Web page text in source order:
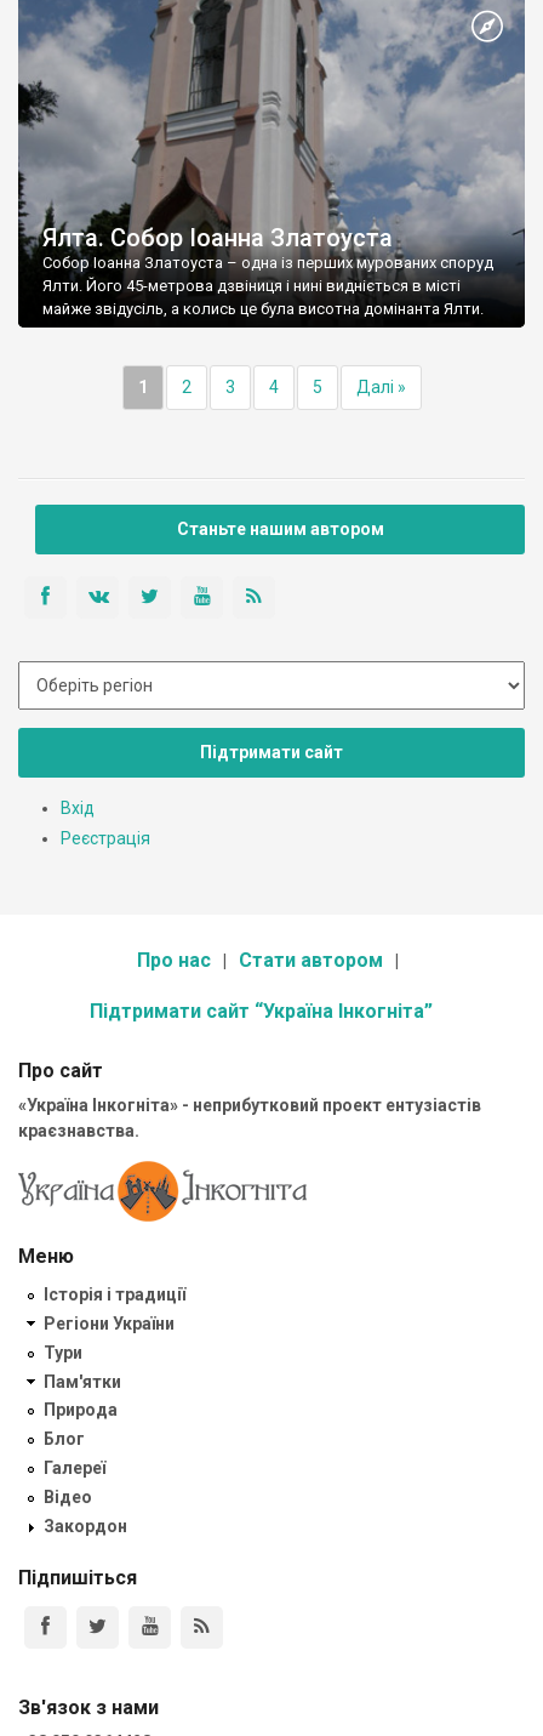
Ялта. Собор Іоанна Златоуста
Собор Іоанна Златоуста – одна із перших мурованих споруд
Ялти. Його 45-метрова дзвіниця і нині видніється в місті
майже звідусіль, а колись це була висотна домінанта Ялти.
1 2 3 4 5 Далі »
Станьте нашим автором
Підтримати сайт
Вхід
Реєстрація
Про нас Стати автором
Підтримати сайт “Україна Інкогніта”
Про сайт
«Україна Інкогніта» - неприбутковий проект ентузіастів
краєзнавства.
Меню
Історія і традиції
Регіони України
Тури
Пам'ятки
Природа
Блог
Галереї
Відео
Закордон
Підпишіться
Зв'язок з нами